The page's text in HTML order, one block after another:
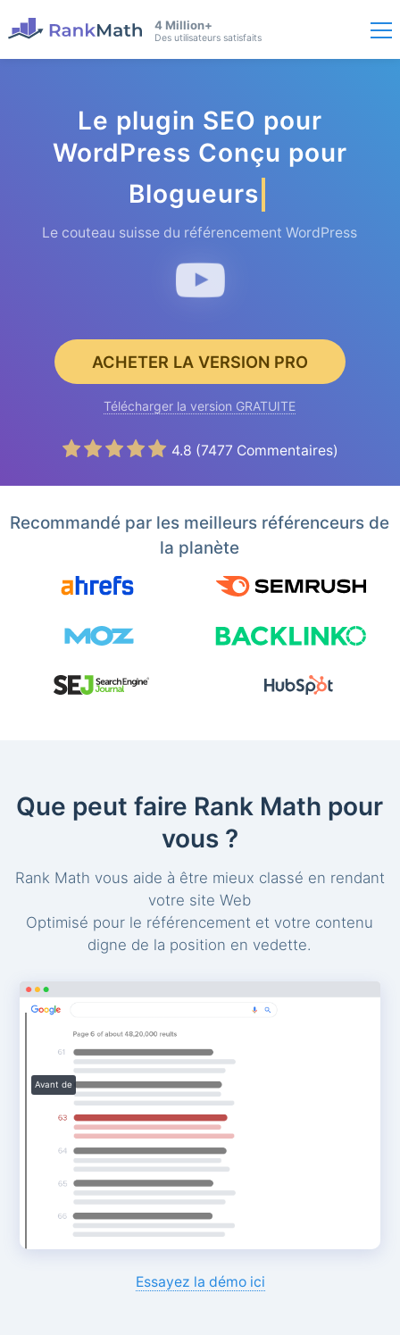
4 Million+
Des utilisateurs satisfaits
Le plugin SEO pour
WordPress Conçu pour
Blogueurs
Le couteau suisse du référencement WordPress
ACHETER LA VERSION PRO
Télécharger la version GRATUITE
4.8 (7477 Commentaires)
Recommandé par les meilleurs référenceurs de
la planète
Que peut faire Rank Math pour
vous ?
Rank Math vous aide à être mieux classé en rendant
votre site Web
Optimisé pour le référencement et votre contenu
digne de la position en vedette.
Avant de
Essayez la démo ici